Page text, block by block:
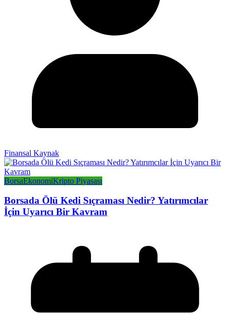
Finansal Kaynak
BorsaEkonomiKripto Piyasası
Borsada Ölü Kedi Sıçraması Nedir? Yatırımcılar
İçin Uyarıcı Bir Kavram